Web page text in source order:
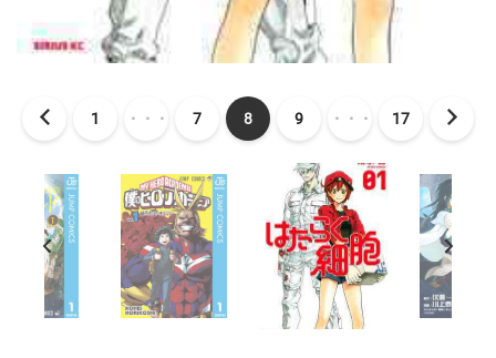
1 ・・・ 7 8 9 ・・・ 17